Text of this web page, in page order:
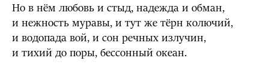
Но в нём любовь и стыд, надежда и обман,
и нежность муравы, и тут же тёрн колючий,
и водопада вой, и сон речных излучин,
и тихий до поры, бессонный океан.